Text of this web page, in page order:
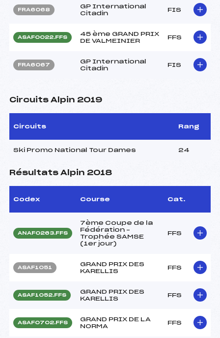
FRA6068
GP International
Citadin
FIS
ASAF0022.FFS
45 ème GRAND PRIX
DE VALMEINIER
FFS
FRA6067
GP International
Citadin
FIS
Circuits Alpin 2019
Circuits Rang
Ski Promo National Tour Dames 24
Résultats Alpin 2018
Codex Course Cat.
ANAF0263.FFS
7ème Coupe de la
Fédération –
Trophée SAMSE
(1er jour)
FFS
ASAF1051
GRAND PRIX DES
KARELLIS
FFS
ASAF1052.FFS
GRAND PRIX DES
KARELLIS
FFS
ASAF0702.FFS
GRAND PRIX DE LA
NORMA
FFS